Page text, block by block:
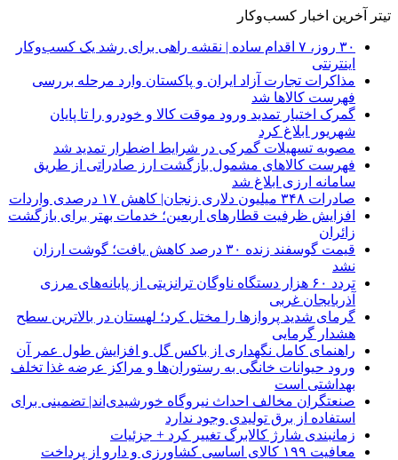
تیتر آخرین اخبار کسب‌وکار
۳۰ روز، ۷ اقدام ساده | نقشه راهی برای رشد یک کسب‌وکار
اینترنتی
مذاکرات تجارت آزاد ایران و پاکستان وارد مرحله بررسی
فهرست کالاها شد
گمرک اختیار تمدید ورود موقت کالا و خودرو را تا پایان
شهریور ابلاغ کرد
مصوبه تسهیلات گمرکی در شرایط اضطرار تمدید شد
فهرست کالاهای مشمول بازگشت ارز صادراتی از طریق
سامانه ارزی ابلاغ شد
صادرات ۳۴۸ میلیون دلاری زنجان| ‌کاهش ۱۷ درصدی واردات
افزایش ظرفیت قطارهای اربعین؛ خدمات بهتر برای بازگشت
زائران
قیمت گوسفند زنده ۳۰ درصد کاهش یافت؛ گوشت ارزان
نشد
تردد ۶۰ هزار دستگاه ناوگان ترانزیتی از پایانه‌های مرزی
آذربایجان ‌غربی
گرمای شدید پروازها را مختل کرد؛ لهستان در بالاترین سطح
هشدار گرمایی
راهنمای کامل نگهداری از باکس گل و افزایش طول عمر آن
ورود حیوانات خانگی به رستوران‌ها و مراکز عرضه غذا تخلف
بهداشتی است
صنعتگران مخالف احداث نیروگاه خورشیدی‌اند| تضمینی برای
استفاده از برق تولیدی وجود ندارد
زمانبندی شارژ کالابرگ تغییر کرد + جزئیات
معافیت ۱۹۹ کالای اساسی کشاورزی و دارو از پرداخت